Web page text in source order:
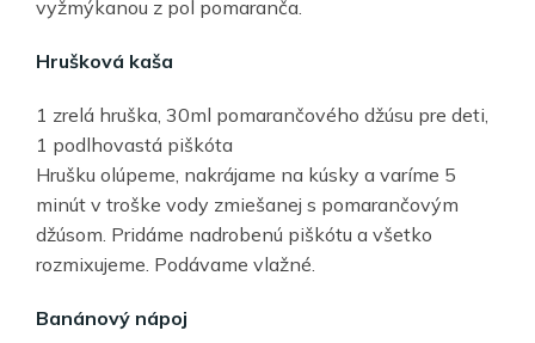
vyžmýkanou z pol pomaranča.
Hrušková kaša
1 zrelá hruška, 30ml pomarančového džúsu pre deti,
1 podlhovastá piškóta
Hrušku olúpeme, nakrájame na kúsky a varíme 5
minút v troške vody zmiešanej s pomarančovým
džúsom. Pridáme nadrobenú piškótu a všetko
rozmixujeme. Podávame vlažné.
Banánový nápoj